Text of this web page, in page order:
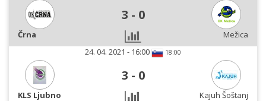
3 - 0
Črna
Mežica
24. 04. 2021 - 16:00
18:00
3 - 0
KLS Ljubno Kajuh Šoštanj